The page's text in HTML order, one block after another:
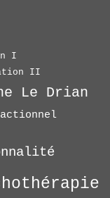
I
II
Le Drian